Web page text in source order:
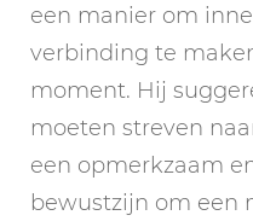
een manier om
verbinding te
moment. Hij
moeten streven
een opmerkzaam
bewustzijn om een